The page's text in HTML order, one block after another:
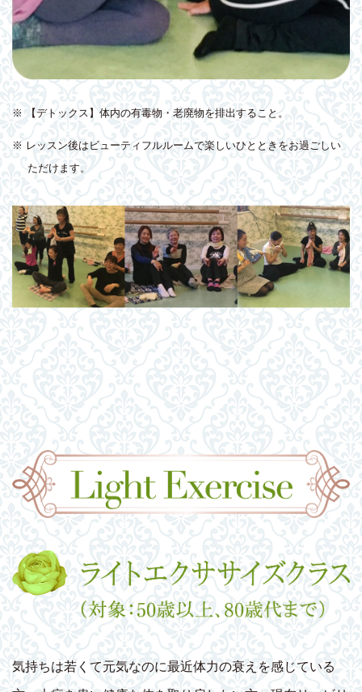
※ 【デトックス】体内の有毒物・老廃物を排出すること。
※ レッスン後はビューティフルルームで楽しいひとときをお過ごしい
ただけます。
気持ちは若くて元気なのに最近体力の衰えを感じている